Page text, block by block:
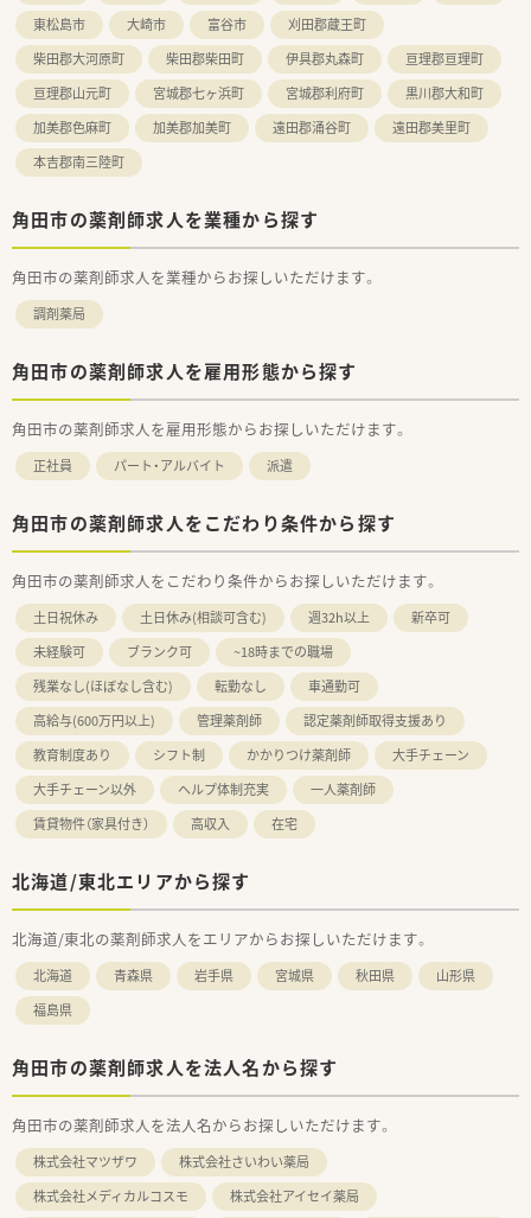
東松島市 大崎市 富谷市
刈田郡蔵王町
柴田郡大河原町
柴田郡柴田町 伊具郡丸森町
亘理郡亘理町
亘理郡山元町
宮城郡七ヶ浜町 宮城郡利府町
黒川郡大和町
加美郡色麻町
加美郡加美町 遠田郡涌谷町
遠田郡美里町
本吉郡南三陸町
角田市の薬剤師求人を業種から探す
角田市の薬剤師求人を業種からお探しいただけます。
調剤薬局
角田市の薬剤師求人を雇用形態から探す
角田市の薬剤師求人を雇用形態からお探しいただけます。
正社員 パート・アルバイト 派遣
角田市の薬剤師求人をこだわり条件から探す
角田市の薬剤師求人をこだわり条件からお探しいただけます。
土日祝休み 土日休み(相談可含む) 週32h以上
新卒可
未経験可
ブランク可
~18時までの職場
残業なし(ほぼなし含む)
転勤なし
車通勤可
高給与(600万円以上)
管理薬剤師
認定薬剤師取得支援あり
教育制度あり
シフト制 かかりつけ薬剤師
大手チェーン
大手チェーン以外
ヘルプ体制充実
一人薬剤師
賃貸物件（家具付き）
高収入 在宅
北海道/東北エリアから探す
北海道/東北の薬剤師求人をエリアからお探しいただけます。
北海道 青森県 岩手県 宮城県 秋田県
山形県
福島県
角田市の薬剤師求人を法人名から探す
角田市の薬剤師求人を法人名からお探しいただけます。
株式会社マツザワ
株式会社さいわい薬局
株式会社メディカルコスモ
株式会社アイセイ薬局